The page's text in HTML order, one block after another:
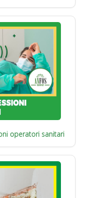
operatori sanitari